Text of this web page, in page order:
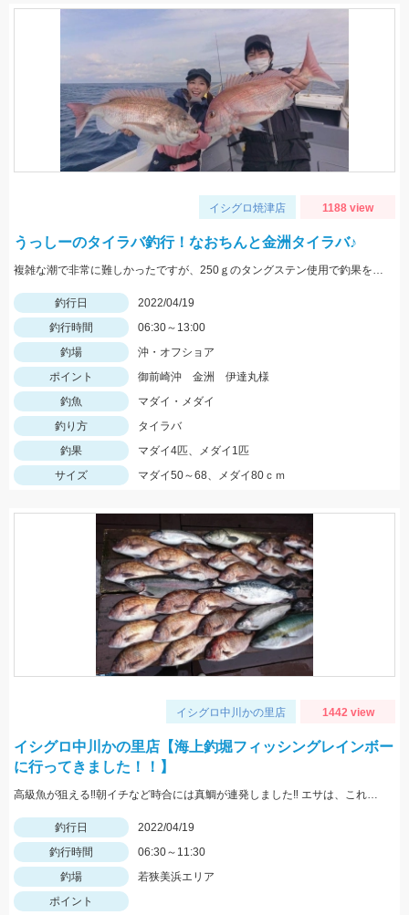
イシグロ焼津店 1188 view
うっしーのタイラバ釣行！なおちんと金洲タイラバ♪
複雑な潮で非常に難しかったですが、250ｇのタングステン使用で釣果を出せました。
釣行日
2022/04/19
釣行時間
06:30～13:00
釣場
沖・オフショア
ポイント
御前崎沖 金洲 伊達丸様
釣魚
マダイ・メダイ
釣り方
タイラバ
釣果
マダイ4匹、メダイ1匹
サイズ
マダイ50～68、メダイ80ｃｍ
イシグロ中川かの里店 1442 view
イシグロ中川かの里店【海上釣堀フィッシングレインボー
に行ってきました！！】
高級魚が狙える‼朝イチなど時合には真鯛が連発しました‼ エサは、これこれスーパーカラス、これこれ鰹ハラモ、マダイスペシャルなどを使用しました。
釣行日
2022/04/19
釣行時間
06:30～11:30
釣場
若狭美浜エリア
ポイント